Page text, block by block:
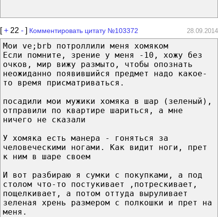
[+ 22 - ] Комментировать цитату №103372 28.09.2014
Мои ve;brb потроллили меня хомяком
Если помните, зрение у меня -10, хожу без
очков, мир вижу размыто, чтобы опознать
неожиданно появившийся предмет надо какое-
то время присматриваться.
посадили мои мужики хомяка в шар (зеленый),
отправили по квартире шариться, а мне
ничего не сказали
У хомяка есть манера - гоняться за
человеческими ногами. Как видит ноги, прет
к ним в шаре своем
И вот разбираю я сумки с покупками, а под
столом что-то постукивает ,потрескивает,
пощелкивает, а потом оттуда выруливает
зеленая хрень размером с полкошки и прет на
меня.